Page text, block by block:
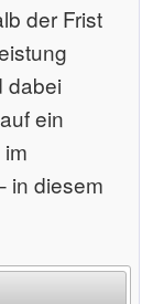
der Frist
dabei
ein
in diesem